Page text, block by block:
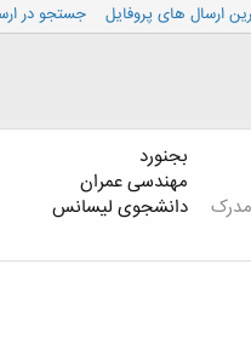
ارسال های پروفایل
جستجو در
بجنورد
مهندسی عمران
دانشجوی لیسانس